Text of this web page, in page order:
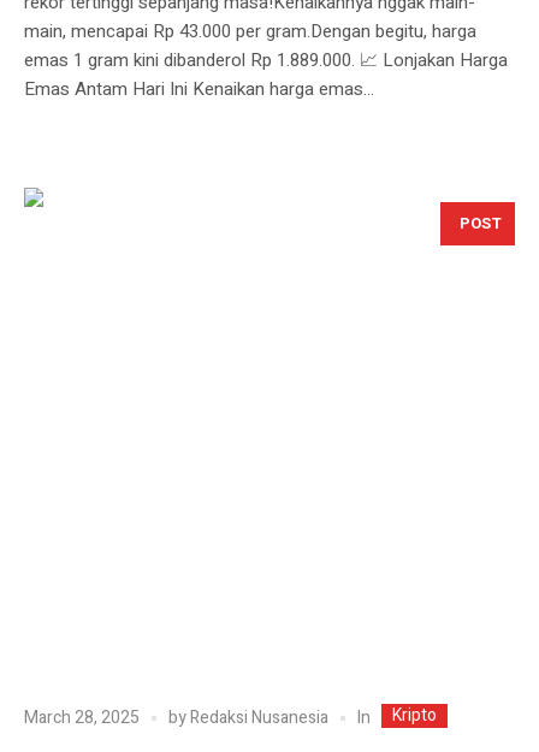
main, mencapai Rp 43.000 per gram.Dengan begitu, harga
emas 1 gram kini dibanderol Rp 1.889.000. 📈 Lonjakan Harga
Emas Antam Hari Ini Kenaikan harga emas...
POST
March 28, 2025 byRedaksi Nusanesia In Kripto